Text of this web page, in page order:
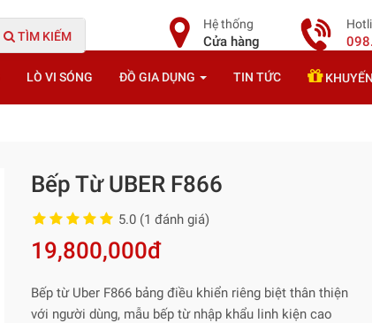
TÌM KIẾM
Hệ thống
Cửa hàng
LÒ VI SÓNG ĐỒ GIA DỤNG TIN TỨC
Bếp Từ UBER F866
5.0 (1 đánh giá)
19,800,000đ
Bếp từ Uber F866 bảng điều khiển riêng biệt thân thiện
với người dùng, mẫu bếp từ nhập khẩu linh kiện cao